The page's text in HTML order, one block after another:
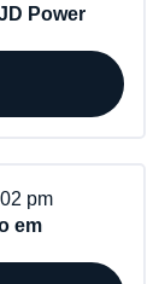
Power
pm
em